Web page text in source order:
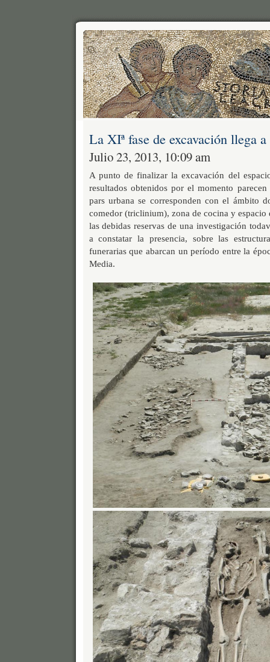
La XIª fase de excavación llega
Julio 23, 2013, 10:09 am
A punto de finalizar la excavación del
resultados obtenidos por el momento
pars urbana se corresponden con el ámbito
comedor (triclinium), zona de cocina y
las debidas reservas de una investigación
a constatar la presencia, sobre las
funerarias que abarcan un período entre la
Media.